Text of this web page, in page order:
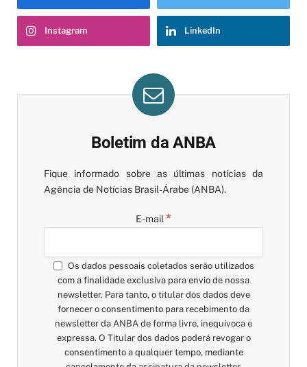
Instagram
Boletim da ANBA
Fique informado sobre as últimas notícias da
Agência de Notícias Brasil-Árabe (ANBA).
E-mail*
Os dados pessoais coletados serão utilizados
com a finalidade exclusiva para envio de nossa
newsletter. Para tanto, o titular dos dados deve
fornecer o consentimento para recebimento da
newsletter da ANBA de forma livre, inequívoca e
expressa. O Titular dos dados poderá revogar o
consentimento a qualquer tempo, mediante